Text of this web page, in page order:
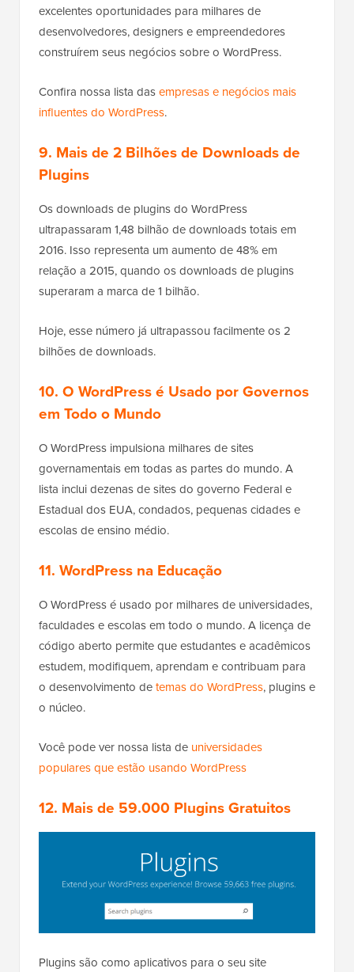
excelentes oportunidades para milhares de
desenvolvedores, designers e empreendedores
construírem seus negócios sobre o WordPress.
Confira nossa lista dasempresas e negócios mais
influentes do WordPress.
9. Mais de 2 Bilhões de Downloads de
Plugins
Os downloads de plugins do WordPress
ultrapassaram 1,48 bilhão de downloads totais em
2016. Isso representa um aumento de 48% em
relação a 2015, quando os downloads de plugins
superaram a marca de 1 bilhão.
Hoje, esse número já ultrapassou facilmente os 2
bilhões de downloads.
10. O WordPress é Usado por Governos
em Todo o Mundo
O WordPress impulsiona milhares de sites
governamentais em todas as partes do mundo. A
lista inclui dezenas de sites do governo Federal e
Estadual dos EUA, condados, pequenas cidades e
escolas de ensino médio.
11. WordPress na Educação
O WordPress é usado por milhares de universidades,
faculdades e escolas em todo o mundo. A licença de
código aberto permite que estudantes e acadêmicos
estudem, modifiquem, aprendam e contribuam para
o desenvolvimento detemas do WordPress, plugins e
o núcleo.
Você pode ver nossa lista de universidades
populares que estão usando WordPress
12. Mais de 59.000 Plugins Gratuitos
Plugins são como aplicativos para o seu site